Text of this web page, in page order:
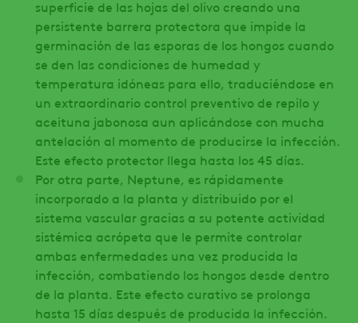
superficie de las hojas del olivo creando una
persistente barrera protectora que impide la
germinación de las esporas de los hongos cuando
se den las condiciones de humedad y
temperatura idóneas para ello, traduciéndose en
un extraordinario control preventivo de repilo y
aceituna jabonosa aun aplicándose con mucha
antelación al momento de producirse la infección.
Este efecto protector llega hasta los 45 días.
Por otra parte, Neptune, es rápidamente
incorporado a la planta y distribuido por el
sistema vascular gracias a su potente actividad
sistémica acrópeta que le permite controlar
ambas enfermedades una vez producida la
infección, combatiendo los hongos desde dentro
de la planta. Este efecto curativo se prolonga
hasta 15 días después de producida la infección.